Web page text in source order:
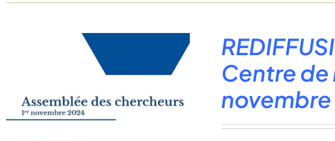
Centre de